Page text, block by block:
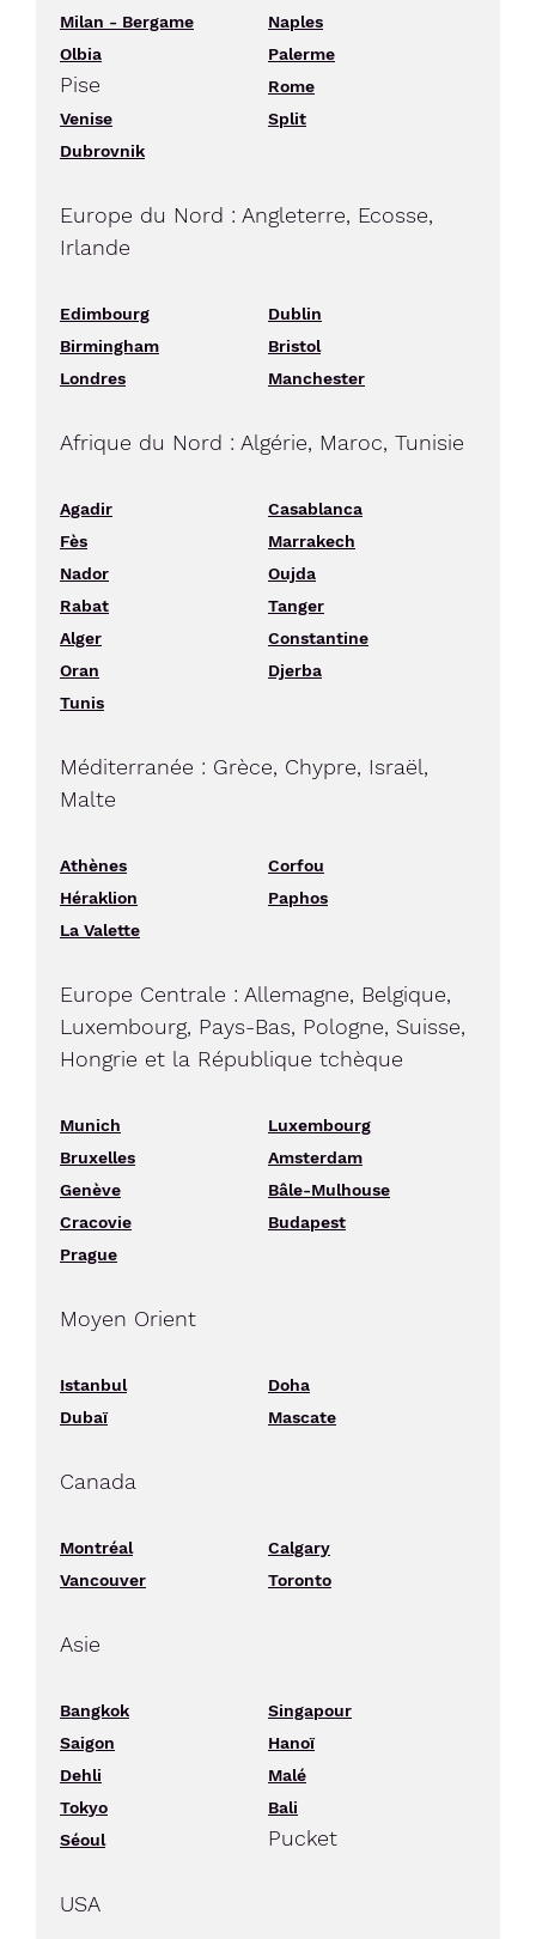
Milan - Bergame
Naples
Olbia
Palerme
Pise
Rome
Venise
Split
Dubrovnik
Europe du Nord : Angleterre, Ecosse,
Irlande
Edimbourg
Dublin
Birmingham
Bristol
Londres
Manchester
Afrique du Nord : Algérie, Maroc, Tunisie
Agadir
Casablanca
Fès
Marrakech
Nador
Oujda
Rabat
Tanger
Alger
Constantine
Oran
Djerba
Tunis
Méditerranée : Grèce, Chypre, Israël,
Malte
Athènes
Corfou
Héraklion
Paphos
La Valette
Europe Centrale : Allemagne, Belgique,
Luxembourg, Pays-Bas, Pologne, Suisse,
Hongrie et la République tchèque
Munich
Luxembourg
Bruxelles
Amsterdam
Genève
Bâle-Mulhouse
Cracovie
Budapest
Prague
Moyen Orient
Istanbul
Doha
Dubaï
Mascate
Canada
Montréal
Calgary
Vancouver
Toronto
Asie
Bangkok
Singapour
Saigon
Hanoï
Dehli
Malé
Tokyo
Bali
Séoul
Pucket
USA